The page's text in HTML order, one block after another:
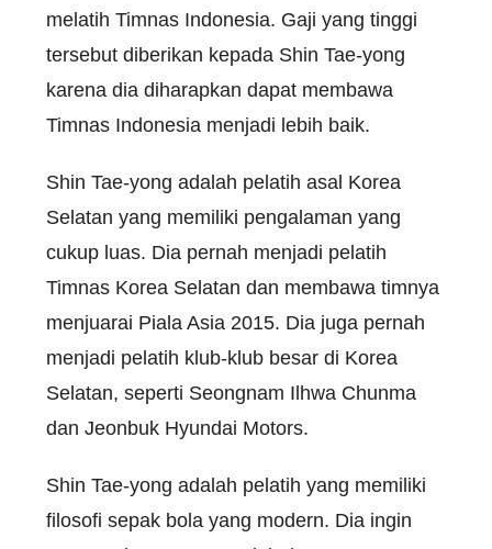
melatih Timnas Indonesia. Gaji yang tinggi
tersebut diberikan kepada Shin Tae-yong
karena dia diharapkan dapat membawa
Timnas Indonesia menjadi lebih baik.
Shin Tae-yong adalah pelatih asal Korea
Selatan yang memiliki pengalaman yang
cukup luas. Dia pernah menjadi pelatih
Timnas Korea Selatan dan membawa timnya
menjuarai Piala Asia 2015. Dia juga pernah
menjadi pelatih klub-klub besar di Korea
Selatan, seperti Seongnam Ilhwa Chunma
dan Jeonbuk Hyundai Motors.
Shin Tae-yong adalah pelatih yang memiliki
filosofi sepak bola yang modern. Dia ingin